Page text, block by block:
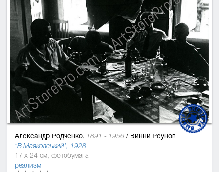
Александр Родченко, 1891 - 1956 / Винни Реунов
"В.Маяковський", 1928
17 x 24 см, фотобумага
реализм